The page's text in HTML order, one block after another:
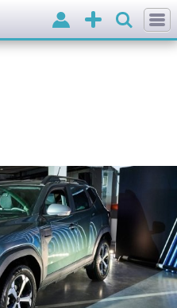
Додати
оголошення
Вхід